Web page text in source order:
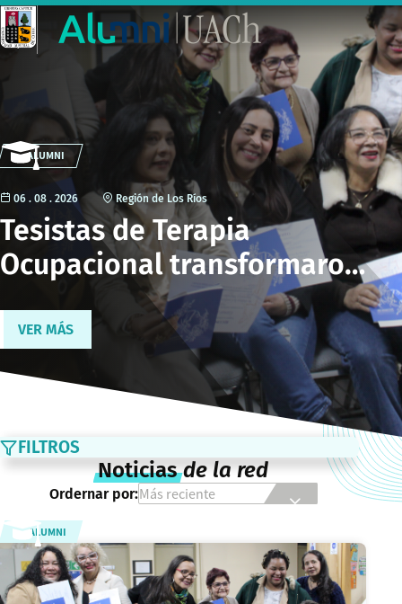
ALUMNI
06 . 08 . 2026 Región de Los Ríos
Tesistas de Terapia
Ocupacional transformaron
su investigación en libro
que visibiliza historias de
mujeres migrantes de Los
VER MÁS
FILTROS
Noticias de la red
Ordernar por:
ALUMNI